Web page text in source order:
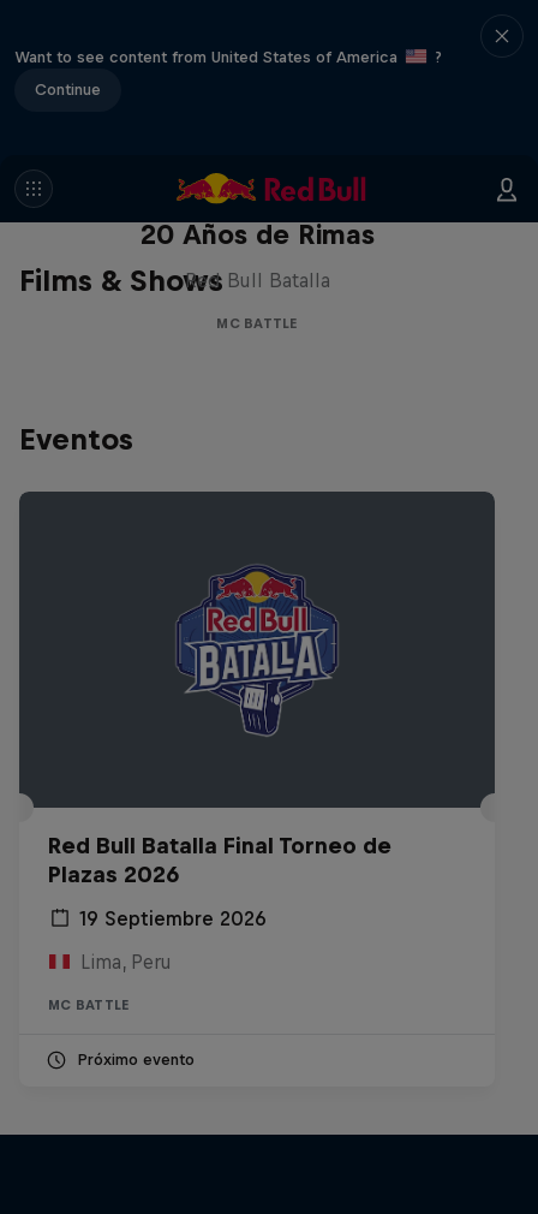
Want to see content from United States of America
?
Continue
Films & Shows
Red Bull Batalla Nueva Historia:
20 Años de Rimas
Red Bull Batalla
MC BATTLE
Eventos
Red Bull Batalla Final Torneo de
Plazas 2026
19 Septiembre 2026
Lima, Peru
MC BATTLE
Próximo evento